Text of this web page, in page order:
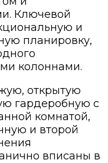
Ключевой
и
планировку,
колоннами.
открытую
гардеробную с
комнатой,
и второй
вписаны в